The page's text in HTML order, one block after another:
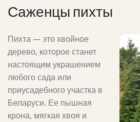
Саженцы пихты
Пихта – это хвойное
дерево, которое станет
настоящим украшением
любого сада или
приусадебного участка в
Беларуси. Ее пышная
крона, мягкая хвоя и